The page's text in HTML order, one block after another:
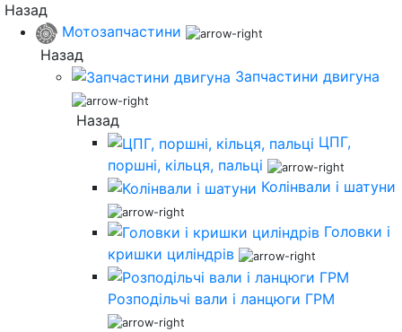
Назад
Мотозапчастини
Назад
Запчастини двигуна
Назад
ЦПГ,
поршні, кільця, пальці
Колінвали і шатуни
Головки і
кришки циліндрів
Розподільчі вали і ланцюги ГРМ